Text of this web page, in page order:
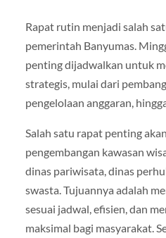
Rapat rutin menjadi salah
pemerintah Banyumas.
penting dijadwalkan untuk
strategis, mulai dari
pengelolaan anggaran,
Salah satu rapat penting
pengembangan kawasan
dinas pariwisata, dinas
swasta. Tujuannya adalah
sesuai jadwal, efisien, dan
maksimal bagi masyarakat.